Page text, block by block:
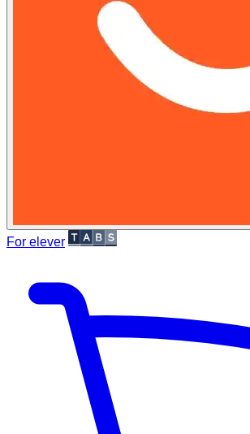
For elever